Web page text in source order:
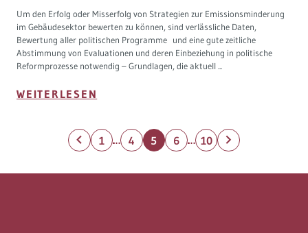
Um den Erfolg oder Misserfolg von Strategien zur Emissionsminderung
im Gebäudesektor bewerten zu können, sind verlässliche Daten,
Bewertung aller politischen Programme und eine gute zeitliche
Abstimmung von Evaluationen und deren Einbeziehung in politische
Reformprozesse notwendig – Grundlagen, die aktuell ...
WEITERLESEN
1 … 4 5 6 … 10